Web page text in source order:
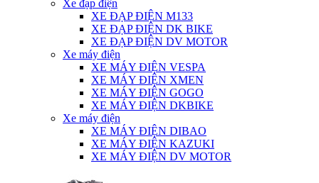
Xe đạp điện
XE ĐẠP ĐIỆN M133
XE ĐẠP ĐIỆN DK BIKE
XE ĐẠP ĐIỆN DV MOTOR
Xe máy điện
XE MÁY ĐIỆN VESPA
XE MÁY ĐIỆN XMEN
XE MÁY ĐIỆN GOGO
XE MÁY ĐIỆN DKBIKE
Xe máy điện
XE MÁY ĐIỆN DIBAO
XE MÁY ĐIỆN KAZUKI
XE MÁY ĐIỆN DV MOTOR